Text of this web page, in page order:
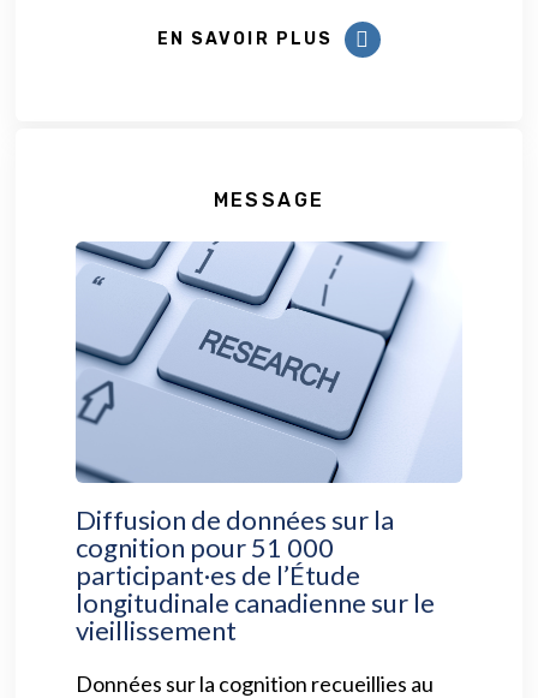
EN SAVOIR PLUS
MESSAGE
Diffusion de données sur la
cognition pour 51 000
participant·es de l’Étude
longitudinale canadienne sur le
vieillissement
Données sur la cognition recueillies au